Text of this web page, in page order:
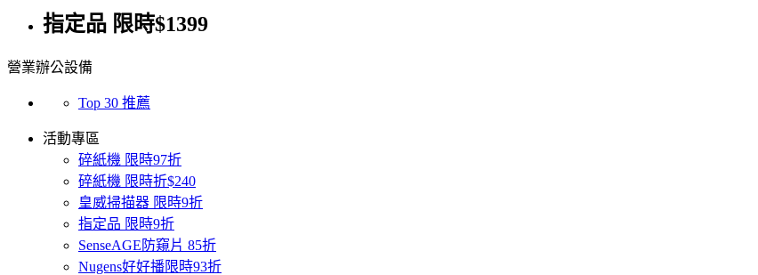
指定品 限時$1399
營業辦公設備
Top 30 推薦
活動專區
碎紙機 限時97折
碎紙機 限時折$240
皇威掃描器 限時9折
指定品 限時9折
SenseAGE防窺片 85折
Nugens好好播限時93折